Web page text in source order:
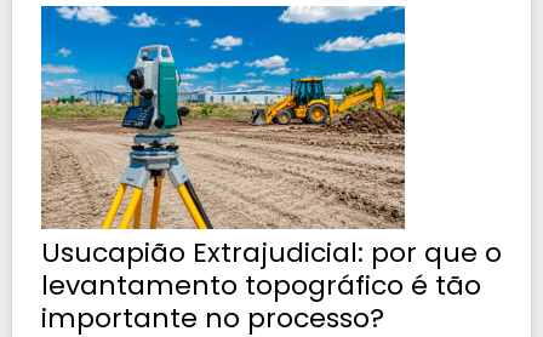
Usucapião Extrajudicial: por que o
levantamento topográfico é tão
importante no processo?